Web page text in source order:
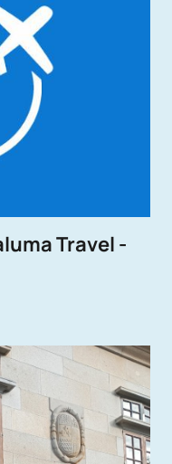
Travel -